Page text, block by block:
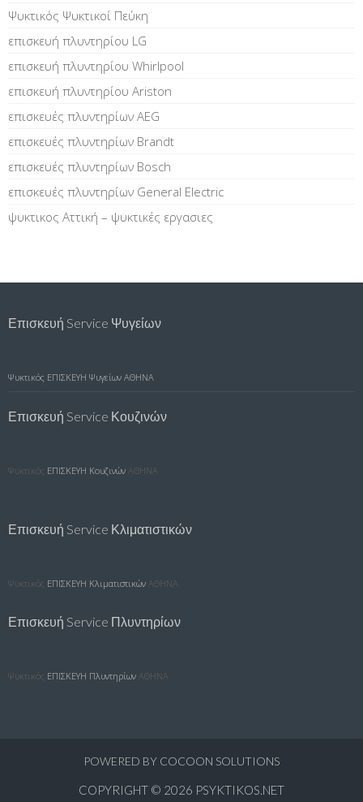
Ψυκτικός Ψυκτικοί Πεύκη
επισκευή πλυντηρίου LG
επισκευή πλυντηρίου Whirlpool
επισκευή πλυντηρίου Ariston
επισκευές πλυντηρίων AEG
επισκευές πλυντηρίων Brandt
επισκευές πλυντηρίων Bosch
επισκευές πλυντηρίων General Electric
ψυκτικος Αττική – ψυκτικές εργασιες
Επισκευή Service Ψυγείων
Ψυκτικός ΕΠΙΣΚΕΥΗ Ψυγείων ΑΘΗΝΑ
Επισκευή Service Κουζινών
Ψυκτικός ΕΠΙΣΚΕΥΗ Κουζινών ΑΘΗΝΑ
Επισκευή Service Κλιματιστικών
Ψυκτικός ΕΠΙΣΚΕΥΗ Κλιματιστικών ΑΘΗΝΑ
Επισκευή Service Πλυντηρίων
Ψυκτικός ΕΠΙΣΚΕΥΗ Πλυντηρίων ΑΘΗΝΑ
POWERED BY COCOON SOLUTIONS
COPYRIGHT © 2026 PSYKTIKOS.NET